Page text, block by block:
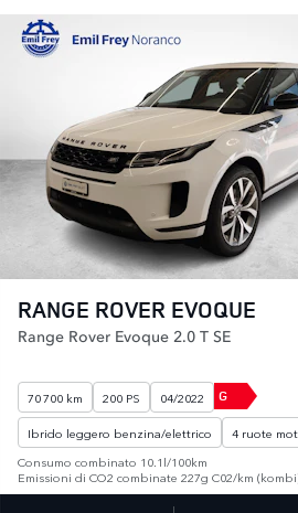
RANGE ROVER EVOQUE
Range Rover Evoque 2.0 T SE
70 700 km 200 PS 04/2022 G
Ibrido leggero benzina/elettrico
4 ruote
Consumo combinato 10.1l/100km
Emissioni di CO2 combinate 227g C02/km